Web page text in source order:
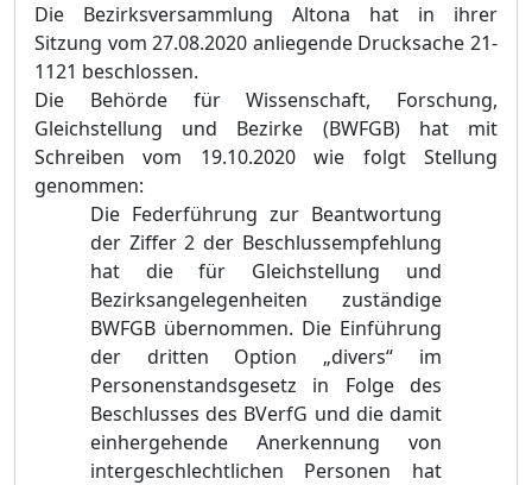
Die Bezirksversammlung Altona hat in ihrer
Sitzung vom 27.08.2020 anliegende Drucksache 21-
1121 beschlossen.
Die Behörde für Wissenschaft, Forschung,
Gleichstellung und Bezirke (BWFGB)
hat mit
Schreiben vom 19.10.2020 wie folgt Stellung
genommen:
Die Federführung zur Beantwortung
der Ziffer 2 der Beschlussempfehlung
hat die für Gleichstellung und
Bezirksangelegenheiten zuständige
BWFGB übernommen. Die Einführung
der dritten Option „divers“ im
Personenstandsgesetz in Folge des
Beschlusses des BVerfG und die damit
einhergehende Anerkennung von
intergeschlechtlichen Personen hat